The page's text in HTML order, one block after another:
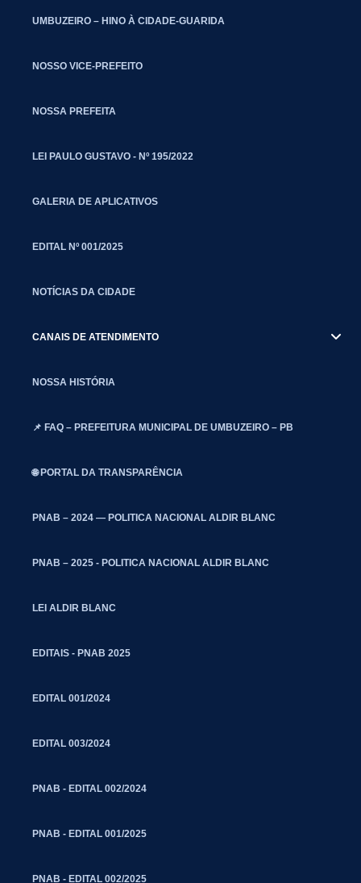
UMBUZEIRO – HINO À CIDADE-GUARIDA
NOSSO VICE-PREFEITO
NOSSA PREFEITA
LEI PAULO GUSTAVO - Nº 195/2022
GALERIA DE APLICATIVOS
EDITAL Nº 001/2025
NOTÍCIAS DA CIDADE
CANAIS DE ATENDIMENTO
NOSSA HISTÓRIA
📌 FAQ – PREFEITURA MUNICIPAL DE UMBUZEIRO – PB
🌐 PORTAL DA TRANSPARÊNCIA
PNAB – 2024 — POLITICA NACIONAL ALDIR BLANC
PNAB – 2025 - POLITICA NACIONAL ALDIR BLANC
LEI ALDIR BLANC
EDITAIS - PNAB 2025
EDITAL 001/2024
EDITAL 003/2024
PNAB - EDITAL 002/2024
PNAB - EDITAL 001/2025
PNAB - EDITAL 002/2025